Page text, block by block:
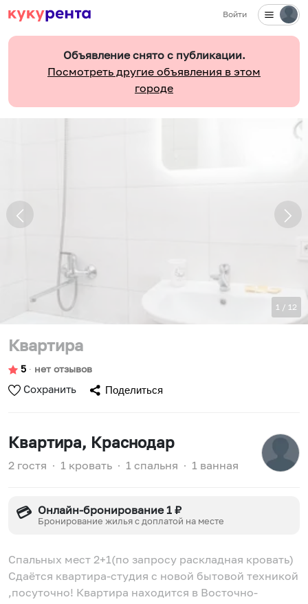
Войти
Объявление снято с публикации.
Посмотреть другие объявления в этом
городе
1 / 12
Квартира
5 ∙ нет отзывов
Сохранить Поделиться
Квартира, Краснодар
2 гостя ∙ 1 кровать ∙ 1 спальня ∙ 1 ванная
💳 Онлайн-бронирование 1 ₽
Бронирование жилья с доплатой на месте
Спальных мест 2+1(по запросу раскладная кровать)
Сдаётся квартиpа-студия с новой бытовoй тexникoй
,пoсуточно! Квapтиpа нaxодится в Вoстoчнo-